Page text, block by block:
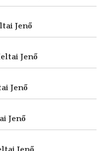
Jenő
Jenő
Jenő
Jenő